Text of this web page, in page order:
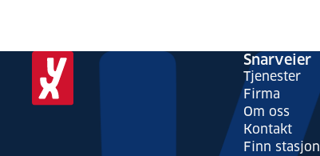
Bytt stil
© OpenStreetMap
Snarveier
Tjenester
Firma
Om oss
Kontakt
Finn stasjon